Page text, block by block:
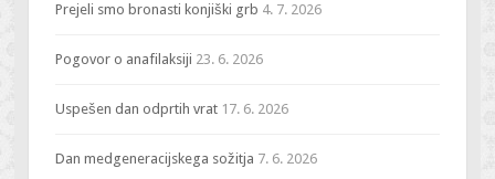
Prejeli smo bronasti konjiški grb 4. 7. 2026
Pogovor o anafilaksiji 23. 6. 2026
Uspešen dan odprtih vrat 17. 6. 2026
Dan medgeneracijskega sožitja 7. 6. 2026